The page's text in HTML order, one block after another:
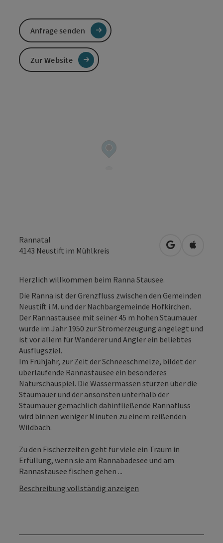
Rannatal
4143 Neustift im Mühlkreis in Google
in
Herzlich willkommen beim Ranna Stausee.
Die Ranna ist der Grenzfluss zwischen den Gemeinden
Neustift i.M. und der Nachbargemeinde Hofkirchen.
Der Rannastausee mit seiner 45 m hohen Staumauer
wurde im Jahr 1950 zur Stromerzeugung angelegt und
ist vor allem für Wanderer und Angler ein beliebtes
Ausflugsziel.
Im Frühjahr, zur Zeit der Schneeschmelze, bildet der
überlaufende Rannastausee ein besonderes
Naturschauspiel. Die Wassermassen stürzen über die
Staumauer und der ansonsten unterhalb der
Staumauer gemächlich dahinfließende Rannafluss
wird binnen weniger Minuten zu einem reißenden
Wildbach.
Zu den Fischerzeiten geht für viele ein Traum in
Erfüllung, wenn sie am Rannabadesee und am
Rannastausee fischen gehen ...
Beschreibung vollständig anzeigen
Anfrage senden
Zur Website